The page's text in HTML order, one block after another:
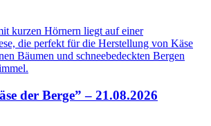
der Berge” – 21.08.2026